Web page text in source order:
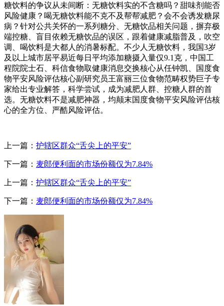
糖饮料的争议从未间断：无糖饮料实的不含糖吗？甜味剂能否
风险健康？喝无糖饮料能不克不及帮帮减肥？会不会诱发糖尿
病？针对公共关怀的一系列糖分、无糖饮品相关问题，摒弃极
端控糖、盲目依赖无糖饮品的误区，跟着健康减脂普及，吹空
调、喝饮料是大都人的消暑标配。不少人无糖饮料，我国3岁
及以上城市居平易近每日平均添加糖摄入量仅9.1克，中国工
程院院士石、科信食物取健康消息交换核心从任钟凯、国度食
物平安风险评估核心副研究员王富丽三位食物范畴权势巨子专
家给出专业解答，科学尝试，成为减肥人群、控糖人群的首
选。无糖饮料不是减肥神器，均颠末国度食物平安风险评估核
心的全方位、严酷风险评估。
上一篇： 护辖区群众“舌尖上的平安”
下一篇： 麦郎便利面的市场份额仅为7.84%
上一篇： 护辖区群众“舌尖上的平安”
下一篇： 麦郎便利面的市场份额仅为7.84%